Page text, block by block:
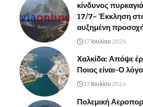
κίνδυνος
17/7– Έκκληση
αυξημένη
17 Ιουλίου 2026
Χαλκίδα: Απόψε
Ποιος είναι-Ο
13 Ιουλίου 2026
Πολεμική